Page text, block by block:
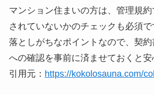
マンション住まいの方は、管理規
されていないかのチェックも必須
落としがちなポイントなので、契
への確認を事前に済ませておくと安
引用元： https://kokolosauna.com/